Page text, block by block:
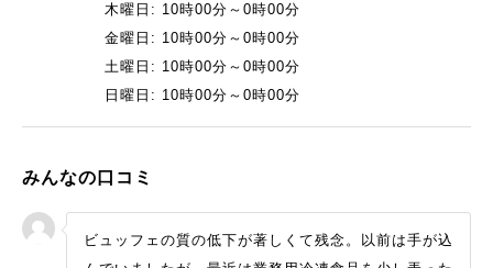
木曜日: 10時00分～0時00分
金曜日: 10時00分～0時00分
土曜日: 10時00分～0時00分
日曜日: 10時00分～0時00分
みんなの口コミ
ビュッフェの質の低下が著しくて残念。以前は手が込